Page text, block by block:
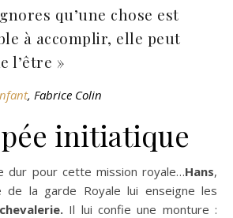
qu’une chose est
à accomplir, elle peut
l’être »
, Fabrice Colin
initiatique
dur pour cette mission royale…Hans,
de la garde Royale lui enseigne les
Il lui confie une monture :